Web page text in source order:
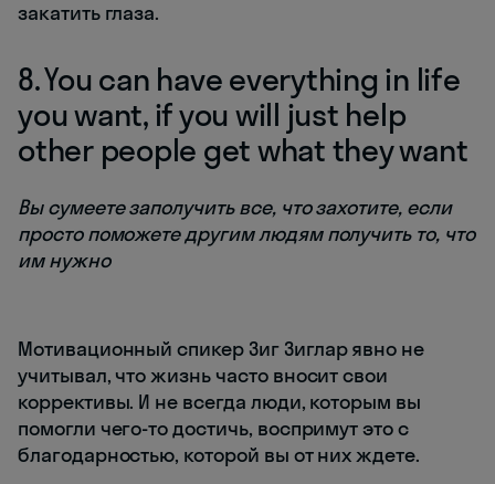
закатить глаза.
8. You can have everything in life
you want, if you will just help
other people get what they want
Вы сумеете заполучить все, что захотите, если
просто поможете другим людям получить то, что
им нужно
Мотивационный спикер Зиг Зиглар явно не
учитывал, что жизнь часто вносит свои
коррективы. И не всегда люди, которым вы
помогли чего-то достичь, воспримут это с
благодарностью, которой вы от них ждете.